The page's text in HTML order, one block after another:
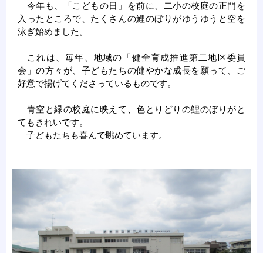
今年も、「こどもの日」を前に、二小の校庭の正門を
入ったところで、たくさんの鯉のぼりがゆうゆうと空を
泳ぎ始めました。
これは、毎年、地域の「健全育成推進第二地区委員
会」の方々が、子どもたちの健やかな成長を願って、ご
好意で揚げてくださっているものです。
青空と緑の校庭に映えて、色とりどりの鯉のぼりがと
てもきれいです。
子どもたちも喜んで眺めています。